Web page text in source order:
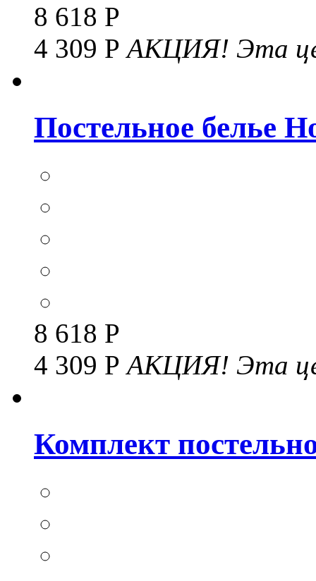
8 618 Р
4 309 РАКЦИЯ! Эта
Постельное белье
8 618 Р
4 309 РАКЦИЯ! Эта
Комплект